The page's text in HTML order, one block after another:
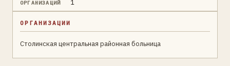
ОРГАНИЗАЦИЙ 1
ОРГАНИЗАЦИИ
Столинская центральная районная больница